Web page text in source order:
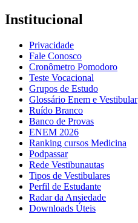
Institucional
Privacidade
Fale Conosco
Cronômetro Pomodoro
Teste Vocacional
Grupos de Estudo
Glossário Enem e Vestibular
Ruído Branco
Banco de Provas
ENEM 2026
Ranking cursos Medicina
Podpassar
Rede Vestibunautas
Tipos de Vestibulares
Perfil de Estudante
Radar da Ansiedade
Downloads Úteis